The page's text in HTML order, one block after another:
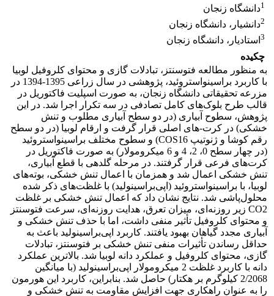
1دانشگاه زنجان
2دانشیار، دانشگاه زنجان
3 استادیار، دانشگاه زنجان
چکیده
به منظور مطالعه‌ فتوسنتز، تبادلات گازی و محتوای کلروفیل لوبیا
با کاربرد براسینواستروئید، پژوهشی در سال زراعی 1395-1394 در
مزرعه‌ تحقیقاتی دانشگاه زنجان، به صورت اسپلیت فاکتوریل در
قالب طرح بلوک‌های کامل تصادفی در سه تکرار اجرا شد. در این
پژوهش، سطوح آبیاری (در دو سطح آبیاری مطلوب و تنش
خشکی) در کرت-های اصلی قرار گرفت و ارقام لوبیا (در دو سطح
رقم کوشا و ژنوتیپ COS16) و سطوح مختلف براسینواستروئید
(در چهار سطح 0، 2، 4 و 6 میکرومولار) به صورت فاکتوریل در
کرت‌های فرعی قرار گرفتند. در مرحله‌ گلدهی با قطع آبیاری،
تنش خشکی اعمال شد و همزمان با اعمال تنش خشکی، بوته‌های
لوبیا، با براسینواستروئید (اپی‌براسینولید) با غلظت‌های ذکر شده
محلول‌پاشی شد. نتایج نشان داد که اعمال تنش خشکی بر غلظت
CO2 زیر روزنه‌ای، میزان تعرق، هدایت روزنه‌ای، سرعت فتوسنتز
و محتوای کلروفیل تأثیر منفی داشت، اما با حذف تنش خشکی و
آبیاری مجدد گیاهان بهبود یافتند. کاربرد اپی‌براسینولید باعث به
حداقل رساندن تأثیرات منفی تنش خشکی بر فتوسنتز، تبادلات
گازی، محتوای کلروفیل و عملکرد دانه لوبیا شد. بالاترین عملکرد
دانه با کاربرد غلظت 2 میکرومولار اپی‌براسینولید (با میانگین
2/2068 کیلوگرم بر هکتار) حاصل شد. بنابراین، کاربرد این هورمون
را به عنوان راهکاری جهت افزایش مقاومت به تنش خشکی و